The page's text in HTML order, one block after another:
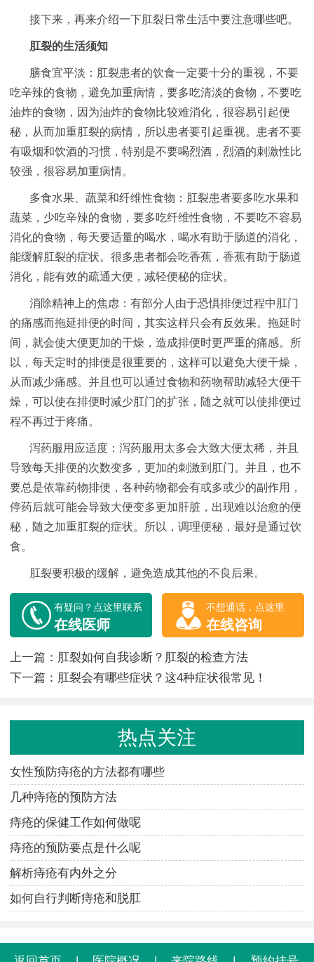
接下来，再来介绍一下肛裂日常生活中要注意哪些吧。
肛裂的生活须知
膳食宜平淡：肛裂患者的饮食一定要十分的重视，不要
吃辛辣的食物，避免加重病情，要多吃清淡的食物，不要吃
油炸的食物，因为油炸的食物比较难消化，很容易引起便
秘，从而加重肛裂的病情，所以患者要引起重视。患者不要
有吸烟和饮酒的习惯，特别是不要喝烈酒，烈酒的刺激性比
较强，很容易加重病情。
多食水果、蔬菜和纤维性食物：肛裂患者要多吃水果和
蔬菜，少吃辛辣的食物，要多吃纤维性食物，不要吃不容易
消化的食物，每天要适量的喝水，喝水有助于肠道的消化，
能缓解肛裂的症状。很多患者都会吃香蕉，香蕉有助于肠道
消化，能有效的疏通大便，减轻便秘的症状。
消除精神上的焦虑：有部分人由于恐惧排便过程中肛门
的痛感而拖延排便的时间，其实这样只会有反效果。拖延时
间，就会使大便更加的干燥，造成排便时更严重的痛感。所
以，每天定时的排便是很重要的，这样可以避免大便干燥，
从而减少痛感。并且也可以通过食物和药物帮助减轻大便干
燥，可以使在排便时减少肛门的扩张，随之就可以使排便过
程不再过于疼痛。
泻药服用应适度：泻药服用太多会大致大便太稀，并且
导致每天排便的次数变多，更加的刺激到肛门。并且，也不
要总是依靠药物排便，各种药物都会有或多或少的副作用，
停药后就可能会导致大便变多更加肝脏，出现难以治愈的便
秘，随之加重肛裂的症状。所以，调理便秘，最好是通过饮
食。
肛裂要积极的缓解，避免造成其他的不良后果。
有疑问？点这里联系
在线医师
不想通话，点这里
在线咨询
上一篇： 肛裂如何自我诊断？肛裂的检查方法
下一篇： 肛裂会有哪些症状？这4种症状很常见！
热点关注
女性预防痔疮的方法都有哪些
几种痔疮的预防方法
痔疮的保健工作如何做呢
痔疮的预防要点是什么呢
解析痔疮有内外之分
如何自行判断痔疮和脱肛